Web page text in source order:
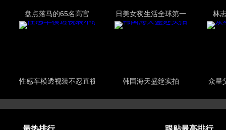
盘点落马的65名高官 日美女夜生活全球第一 林
性感车模透视装不忍直视 韩国海天盛筵实拍 众星